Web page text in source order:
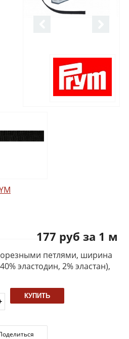
177 руб за 1 м
петлями, ширина
эластодин, 2% эластан),
КУПИТЬ